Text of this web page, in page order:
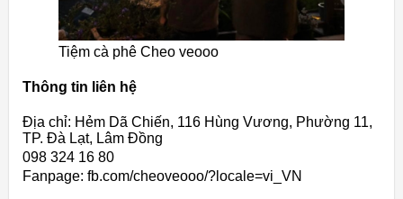
Tiệm cà phê Cheo veooo
Thông tin liên hệ
Địa chỉ: Hẻm Dã Chiến, 116 Hùng Vương, Phường 11,
TP. Đà Lạt, Lâm Đồng
098 324 16 80
Fanpage: fb.com/cheoveooo/?locale=vi_VN